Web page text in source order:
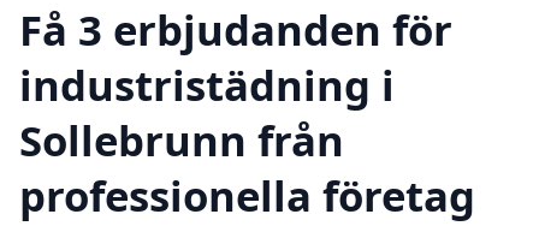
Få 3 erbjudanden för
industristädning i
Sollebrunn från
professionella företag